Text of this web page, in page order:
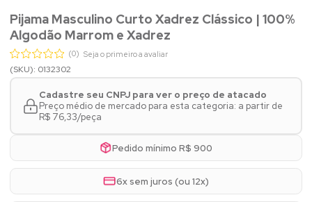
Pijama Masculino Curto Xadrez Clássico | 100%
Algodão Marrom e Xadrez
(0) Seja o primeiro a avaliar
(SKU): 0132302
Cadastre seu CNPJ para ver o preço de atacado
Preço médio de mercado para esta categoria: a partir de
R$ 76,33/peça
Pedido mínimo R$ 900
6x sem juros (ou 12x)